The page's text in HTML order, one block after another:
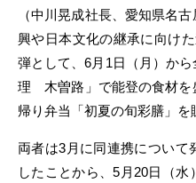
（中川晃成社長、愛知県名
興や日本文化の継承に向け
弾として、6月1日（月）か
理 木曽路」で能登の食材を
帰り弁当「初夏の旬彩膳」を
両者は3月に同連携について
したことから、5月20日（